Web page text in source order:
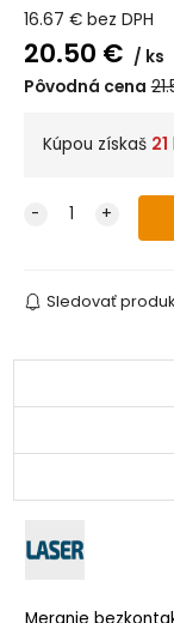
16.67 € bez DPH
20.50 €
ks
Pôvodná cena
Kúpou získaš 21
Sledovať
Meranie